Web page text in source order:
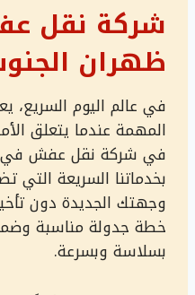
شركة نقل
ظهران
في عالم اليوم السريع،
المهمة عندما يتعلق
في شركة نقل عفش في
بخدماتنا السريعة التي
وجهتك الجديدة دون
خطة جدولة مناسبة
بسلاسة وبسرعة.